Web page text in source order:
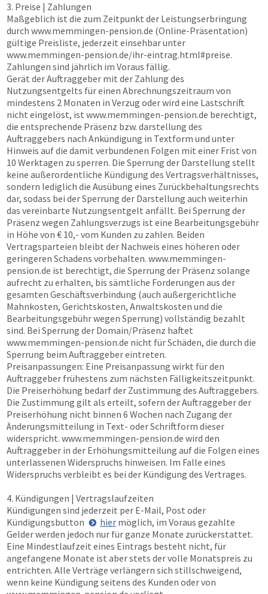
3. Preise | Zahlungen
Maßgeblich ist die zum Zeitpunkt der Leistungserbringung
durch www.memmingen-pension.de (Online-Präsentation)
gültige Preisliste, jederzeit einsehbar unter
www.memmingen-pension.de/ihr-eintrag.html#preise.
Zahlungen sind jährlich im Voraus fällig.
Gerät der Auftraggeber mit der Zahlung des
Nutzungsentgelts für einen Abrechnungszeitraum von
mindestens 2 Monaten in Verzug oder wird eine Lastschrift
nicht eingelöst, ist www.memmingen-pension.de berechtigt,
die entsprechende Präsenz bzw. darstellung des
Auftraggebers nach Ankündigung in Textform und unter
Hinweis auf die damit verbundenen Folgen mit einer Frist von
10 Werktagen zu sperren. Die Sperrung der Darstellung stellt
keine außerordentliche Kündigung des Vertragsverhältnisses,
sondern lediglich die Ausübung eines Zurückbehaltungsrechts
dar, sodass bei der Sperrung der Darstellung auch weiterhin
das vereinbarte Nutzungsentgelt anfällt. Bei Sperrung der
Präsenz wegen Zahlungsverzugs ist eine Bearbeitungsgebühr
in Höhe von € 10,- vom Kunden zu zahlen. Beiden
Vertragsparteien bleibt der Nachweis eines höheren oder
geringeren Schadens vorbehalten. www.memmingen-
pension.de ist berechtigt, die Sperrung der Präsenz solange
aufrecht zu erhalten, bis sämtliche Forderungen aus der
gesamten Geschäftsverbindung (auch außergerichtliche
Mahnkosten, Gerichtskosten, Anwaltskosten und die
Bearbeitungsgebühr wegen Sperrung) vollständig bezahlt
sind. Bei Sperrung der Domain/Präsenz haftet
www.memmingen-pension.de nicht für Schäden, die durch die
Sperrung beim Auftraggeber eintreten.
Preisanpassungen: Eine Preisanpassung wirkt für den
Auftraggeber frühestens zum nächsten Fälligkeitszeitpunkt.
Die Preiserhöhung bedarf der Zustimmung des Auftraggebers.
Die Zustimmung gilt als erteilt, sofern der Auftraggeber der
Preiserhöhung nicht binnen 6 Wochen nach Zugang der
Änderungsmitteilung in Text- oder Schriftform dieser
widerspricht. www.memmingen-pension.de wird den
Auftraggeber in der Erhöhungsmitteilung auf die Folgen eines
unterlassenen Widerspruchs hinweisen. Im Falle eines
Widerspruchs verbleibt es bei der Kündigung des Vertrages.
4. Kündigungen | Vertragslaufzeiten
Kündigungen sind jederzeit per E-Mail, Post oder
Kündigungsbutton
hier möglich, im Voraus gezahlte
Gelder werden jedoch nur für ganze Monate zurückerstattet.
Eine Mindestlaufzeit eines Eintrags besteht nicht, für
angefangene Monate ist aber stets der volle Monatspreis zu
entrichten. Alle Verträge verlängern sich stillschweigend,
wenn keine Kündigung seitens des Kunden oder von